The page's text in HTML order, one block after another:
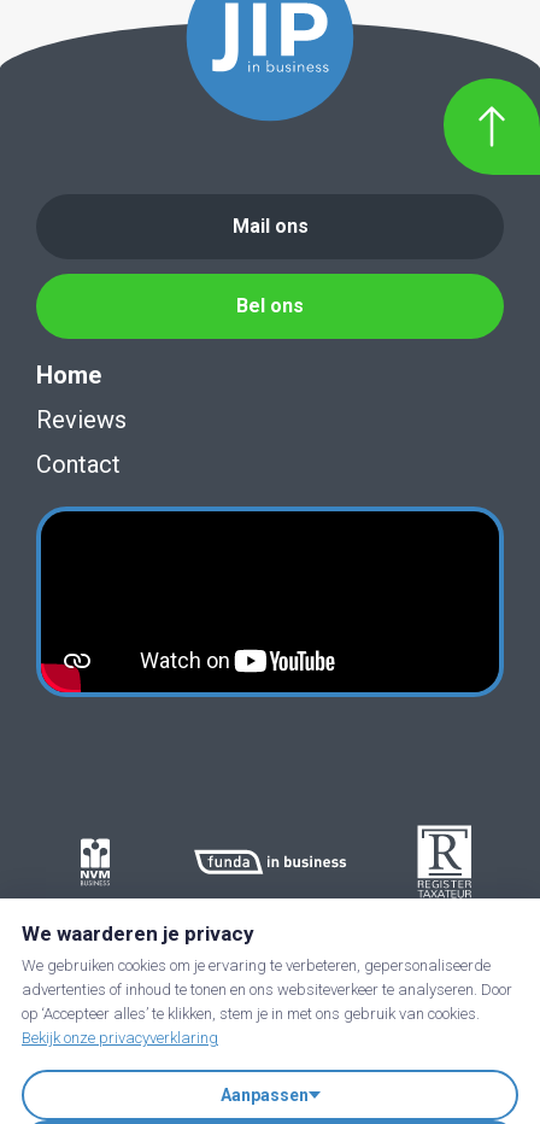
Mail ons
Bel ons
Home
Reviews
Contact
We waarderen je privacy
We gebruiken cookies om je ervaring te verbeteren, gepersonaliseerde
advertenties of inhoud te tonen en ons websiteverkeer te analyseren. Door
op ‘Accepteer alles’ te klikken, stem je in met ons gebruik van cookies.
Bekijk onze privacyverklaring
Aanpassen